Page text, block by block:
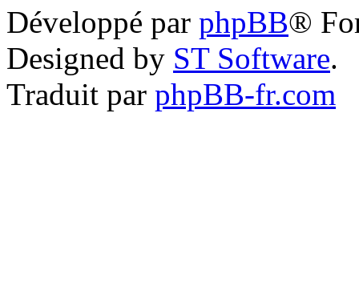
Développé par phpBB®
Designed by ST Software.
Traduit par phpBB-fr.com